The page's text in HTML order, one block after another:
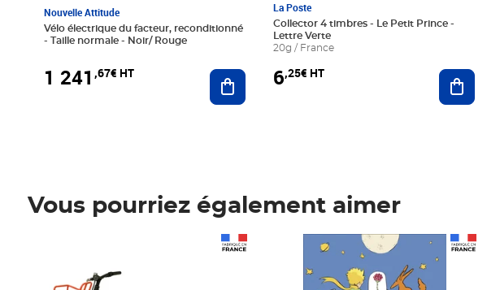
Nouvelle Attitude
Vélo électrique du facteur, reconditionné
- Taille normale - Noir/ Rouge
1 241 ,67€ HT Ajouter au panier
La Poste
Collector 4 timbres - Le Petit Prince -
Lettre Verte
20g / France
6,25€ HT
Vous pourriez également aimer
Prix 6,25€ HT